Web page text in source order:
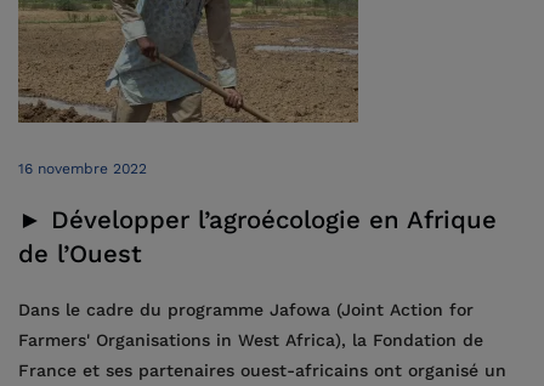
16 novembre 2022
► Développer l’agroécologie en Afrique
de l’Ouest
Dans le cadre du programme Jafowa (Joint Action for
Farmers' Organisations in West Africa), la Fondation de
France et ses partenaires ouest-africains ont organisé un